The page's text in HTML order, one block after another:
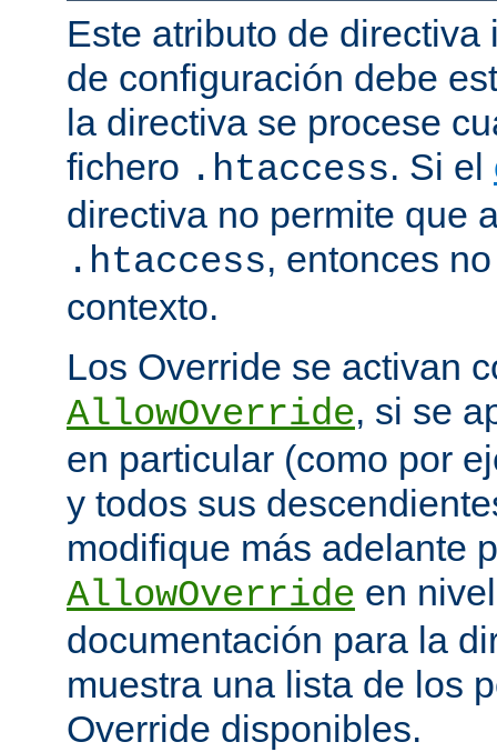
Este atributo de
de configuración debe
la directiva se procese
fichero .htaccess. Si el
directiva no permite que
.htaccess, entonces
contexto.
Los Override se activan
AllowOverride, si se
en particular (como por
y todos sus
modifique más adelante
AllowOverride en
documentación para la
muestra una lista de los
Override disponibles.